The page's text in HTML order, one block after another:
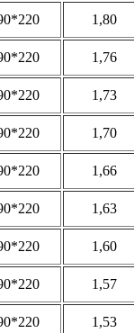
1,80
1,76
1,73
1,70
1,66
1,63
1,60
1,57
1,53